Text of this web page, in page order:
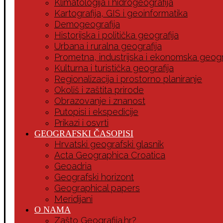
Klimatologija i hidrogeografija
Kartografija, GIS i geoinformatika
Demogeografija
Historijska i politička geografija
Urbana i ruralna geografija
Prometna, industrijska i ekonomska
Kulturna i turistička geografija
Regionalizacija i prostorno planiranje
Okoliš i zaštita prirode
Obrazovanje i znanost
Putopisi i ekspedicije
Prikazi i osvrti
GEOGRAFSKI ČASOPISI
Hrvatski geografski glasnik
Acta Geographica Croatica
Geoadria
Geografski horizont
Geographical papers
Meridijani
O NAMA
Zašto Geografija.hr?